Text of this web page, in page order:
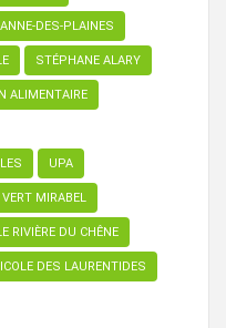
DES-PLAINES
STÉPHANE ALARY
ALIMENTAIRE
UPA
VERT MIRABEL
RIVIÈRE DU CHÊNE
DES LAURENTIDES